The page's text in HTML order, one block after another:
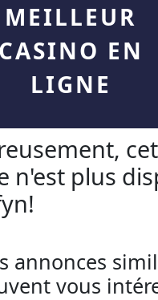
MEILLEUR
CASINO EN
LIGNE
n'est plus
annonces
vous